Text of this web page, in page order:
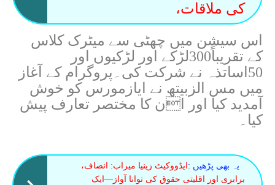
کی ملاقات،
اس سیشن میں چھٹی سے میٹرک کلاس
کے تقریباً300لڑکے اور لڑکیوں اور
50اساتذہ نے شرکت کی۔پروگرام کے آغاز
میں مس الزبیتھ نے ایازمورس کو خوش
آمدید کیا اور ان کا مختصر تعارف پیش
کیا۔
یہ بھی پڑھیں : ایڈووکیٹ زینیا میراب: انصاف،
برابری اور اقلیتی حقوق کی توانا آواز—ایک